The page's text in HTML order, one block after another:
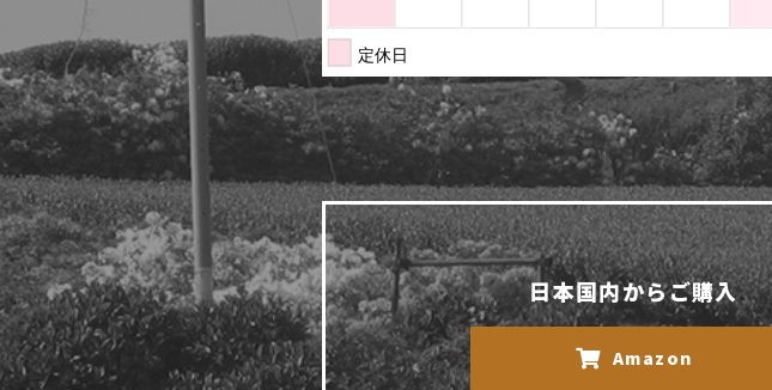
日本国内からご購入
Amazon